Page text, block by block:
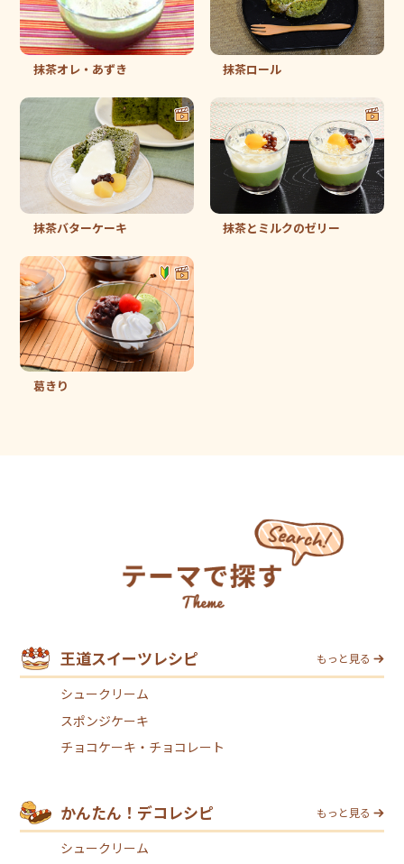
抹茶オレ・あずき 抹茶ロール
抹茶バターケーキ 抹茶とミルクのゼリー
葛きり
王道スイーツレシピ もっと見る
シュークリーム
スポンジケーキ
チョコケーキ・チョコレート
かんたん！デコレシピ もっと見る
シュークリーム